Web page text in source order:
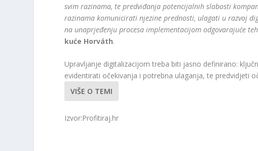
svim razinama, te predviđanja potencijalnih slabosti
razinama komunicirati njezine prednosti, ulagati u razvoj
na unaprjeđenju procesa implementacijom odgovarajuće
kuće Horváth.
Upravljanje digitalizacijom treba biti jasno definirano:
evidentirati očekivanja i potrebna ulaganja, te predvidjeti
VIŠE O TEMI
Izvor:Profitiraj.hr